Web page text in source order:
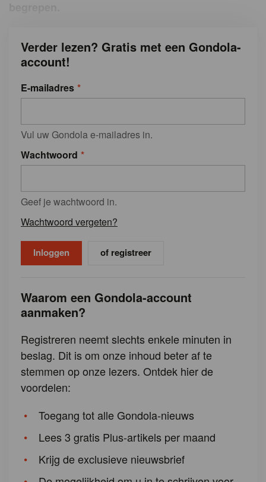
Verder lezen? Gratis met een Gondola-
account!
E-mailadres
Vul uw Gondola e-mailadres in.
Wachtwoord
Geef je wachtwoord in.
Wachtwoord vergeten?
of registreer
Waarom een Gondola-account
aanmaken?
Registreren neemt slechts enkele minuten in
beslag. Dit is om onze inhoud beter af te
stemmen op onze lezers. Ontdek hier de
voordelen:
Toegang tot alle Gondola-nieuws
Lees 3 gratis Plus-artikels per maand
Krijg de exclusieve nieuwsbrief